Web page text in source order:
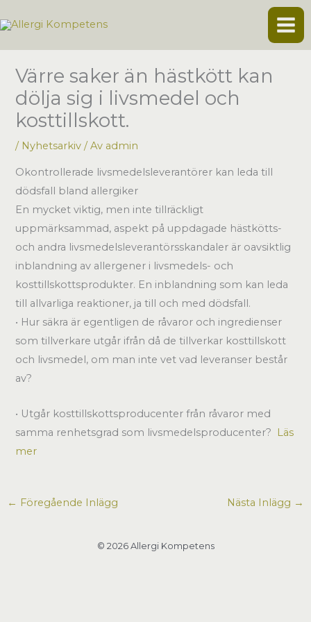
till
Värre saker än hästkött kan
dölja sig i livsmedel och
kosttillskott.
/ Nyhetsarkiv / Av admin
Okontrollerade livsmedelsleverantörer kan leda till
dödsfall bland allergiker
En mycket viktig, men inte tillräckligt
uppmärksammad, aspekt på uppdagade hästkötts-
och andra livsmedelsleverantörsskandaler är oavsiktlig
inblandning av allergener i livsmedels- och
kosttillskottsprodukter. En inblandning som kan leda
till allvarliga reaktioner, ja till och med dödsfall.
• Hur säkra är egentligen de råvaror och ingredienser
som tillverkare utgår ifrån då de tillverkar kosttillskott
och livsmedel, om man inte vet vad leveranser består
av?
• Utgår kosttillskottsproducenter från råvaror med
samma renhetsgrad som livsmedelsproducenter? Läs
mer
← Föregående Inlägg Nästa Inlägg →
© 2026 Allergi Kompetens